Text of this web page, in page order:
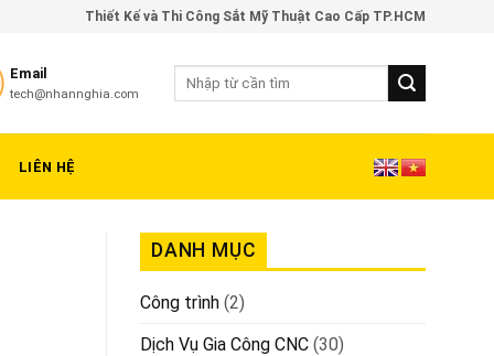
Thiết Kế và Thi Công Sắt Mỹ Thuật Cao Cấp TP.HCM
Email
tech@nhannghia.com
LIÊN HỆ
DANH MỤC
Công trình (2)
Dịch Vụ Gia Công CNC (30)